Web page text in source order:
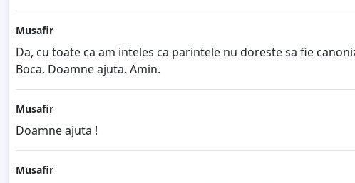
Musafir
Da, cu toate ca am inteles ca parintele nu doreste sa fie
Boca. Doamne ajuta. Amin.
Musafir
Doamne ajuta !
Musafir